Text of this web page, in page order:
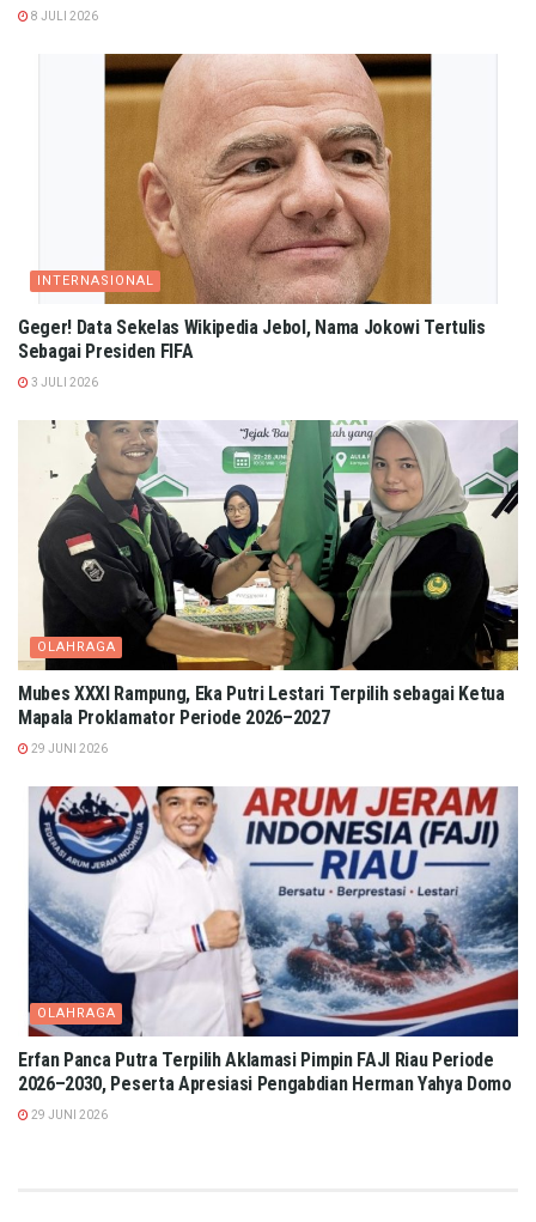
8 JULI 2026
INTERNASIONAL
Geger! Data Sekelas Wikipedia Jebol, Nama Jokowi Tertulis
Sebagai Presiden FIFA
3 JULI 2026
OLAHRAGA
Mubes XXXI Rampung, Eka Putri Lestari Terpilih sebagai Ketua
Mapala Proklamator Periode 2026–2027
29 JUNI 2026
OLAHRAGA
Erfan Panca Putra Terpilih Aklamasi Pimpin FAJI Riau Periode
2026–2030, Peserta Apresiasi Pengabdian Herman Yahya Domo
29 JUNI 2026